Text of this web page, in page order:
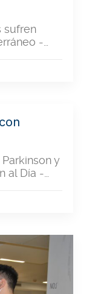
sufren
-…
y
Día -…